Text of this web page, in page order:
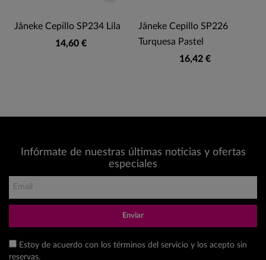
Jâneke Cepillo SP234 Lila
14,60 €
Jâneke Cepillo SP226
Turquesa Pastel
16,42 €
Infórmate de nuestras últimas noticias y ofertas
especiales
Enviar
Estoy de acuerdo con los términos del servicio y los acepto sin
reservas.